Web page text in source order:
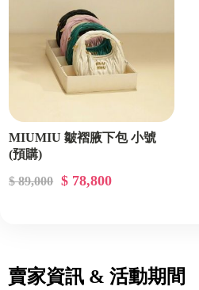
MIUMIU 皺褶腋下包 小號
(預購)
$ 89,000
$ 78,800
賣家資訊 & 活動期間